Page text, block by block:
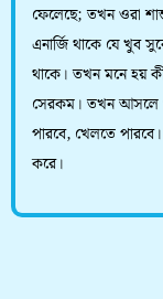
ফেলেছে; তখন ওরা
এনার্জি থাকে যে খুব
থাকে। তখন মনে হয়
সেরকম। তখন আসলে
পারবে, খেলতে
করে।